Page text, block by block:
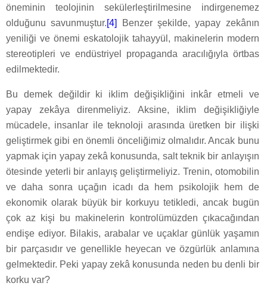
öneminin teolojinin sekülerleştirilmesine indirgenemez
olduğunu savunmuştur.[4]
Benzer şekilde, yapay zekânın
yeniliği ve önemi eskatolojik tahayyül, makinelerin modern
stereotipleri ve endüstriyel propaganda aracılığıyla örtbas
edilmektedir.
Bu demek değildir ki iklim değişikliğini inkâr etmeli ve
yapay zekâya direnmeliyiz. Aksine, iklim değişikliğiyle
mücadele, insanlar ile teknoloji arasında üretken bir ilişki
geliştirmek gibi en önemli önceliğimiz olmalıdır. Ancak bunu
yapmak için yapay zekâ konusunda, salt teknik bir anlayışın
ötesinde yeterli bir anlayış geliştirmeliyiz. Trenin, otomobilin
ve daha sonra uçağın icadı da hem psikolojik hem de
ekonomik olarak büyük bir korkuyu tetikledi, ancak bugün
çok az kişi bu makinelerin kontrolümüzden çıkacağından
endişe ediyor. Bilakis, arabalar ve uçaklar günlük yaşamın
bir parçasıdır ve genellikle heyecan ve özgürlük anlamına
gelmektedir. Peki yapay zekâ konusunda neden bu denli bir
korku var?